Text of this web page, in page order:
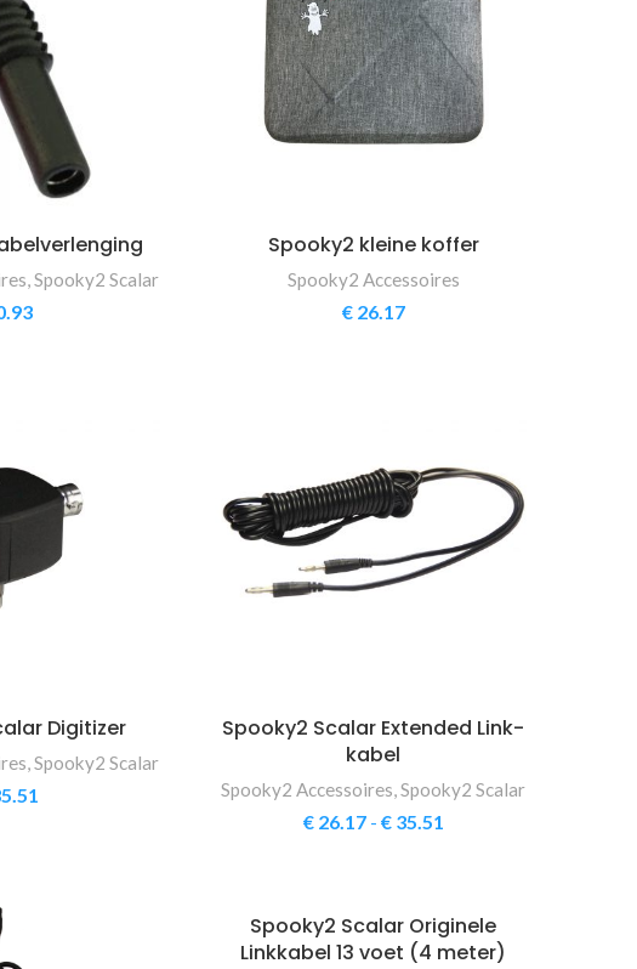
,Spooky2 Scalar
Spooky2 kleine koffer
Spooky2 Accessoires
€26.17
Digitizer
,Spooky2 Scalar
Spooky2 Scalar Extended Link-
kabel
Spooky2 Accessoires,Spooky2 Scalar
€26.17 - €35.51
Spooky2 Scalar Originele
Linkkabel 13 voet (4 meter)